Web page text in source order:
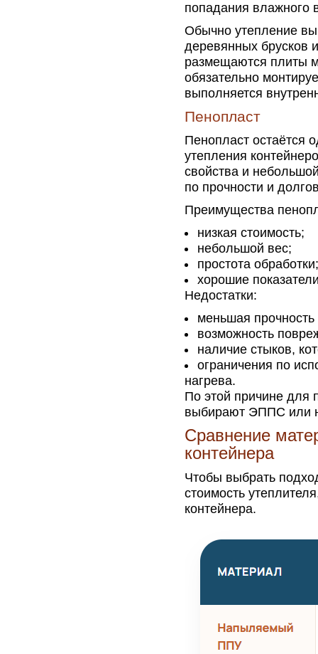
попадания влажного
Обычно утепление
деревянных брусков
размещаются плиты
обязательно
выполняется
Пенопласт
Пенопласт остаётся
утепления
свойства и
по прочности и
Преимущества
низкая стоимость;
небольшой вес;
простота обработки;
хорошие
Недостатки:
меньшая
возможность
наличие стыков,
ограничения по
нагрева.
По этой причине для
выбирают ЭППС или
Сравнение
контейнера
Чтобы выбрать
стоимость
контейнера.